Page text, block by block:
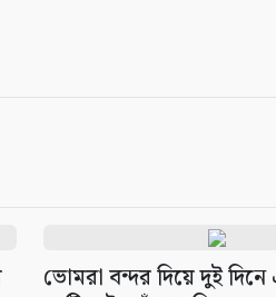
ভোমরা বন্দর দিয়ে দুই